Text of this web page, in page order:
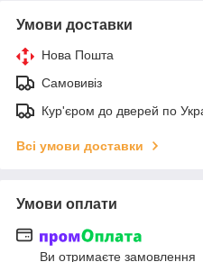
Умови доставки
Нова Пошта
Самовивіз
Кур'єром до дверей по
Всі умови доставки
Умови оплати
Ви отримаєте замовлення